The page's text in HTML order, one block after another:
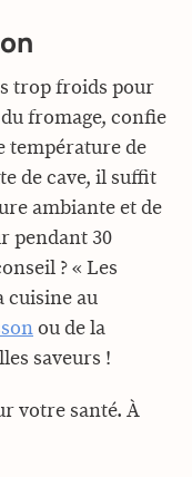
trop froids pour
fromage, confie
température de
de cave, il suffit
ambiante et de
pendant 30
? « Les
cuisine au
ou de la
saveurs !
votre santé. À